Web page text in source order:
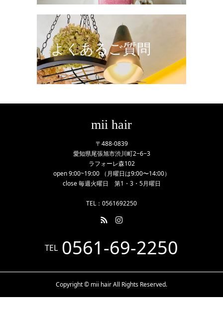
よくあるご質問
mii hair
〒488-0839
愛知県尾張旭市渋川町2−6−3
ラフォーレ森102
open 9:00~19:00 （月曜日は9:00〜14:00）
close 毎週火曜日 第1・3・5月曜日
TEL：0561692250
TEL 0561-69-2250
Copyright © mii hair All Rights Reserved.